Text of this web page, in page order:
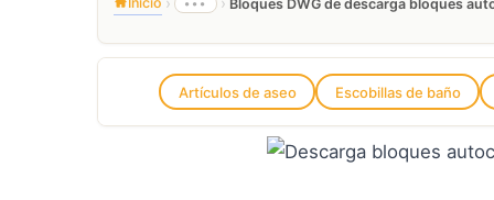
Bloques DWG de descarga bloques
Artículos de aseo Escobillas de baño